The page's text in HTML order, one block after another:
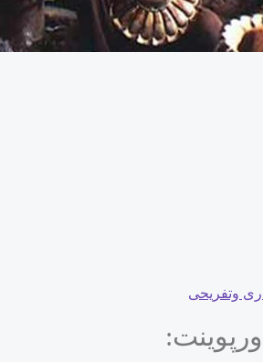
وتفریحی